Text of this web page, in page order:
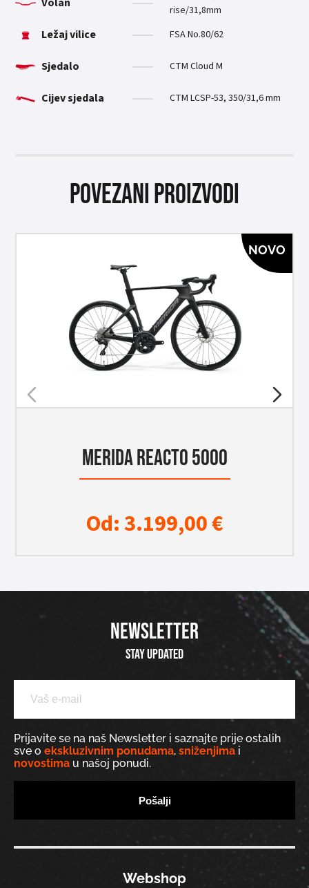
rise/31,8mm
Ležaj vilice FSA No.80/62
Sjedalo CTM Cloud M
Cijev sjedala CTM LCSP-53, 350/31,6 mm
Povezani proizvodi
NOVO
MERIDA REACTO 5000
Od:3.199,00€
NEWSLETTER
Stay updated
Prijavite se na naš Newsletter i saznajte prije ostalih
sve o ekskluzivnim ponudama, sniženjima i
novostima u našoj ponudi.
Webshop